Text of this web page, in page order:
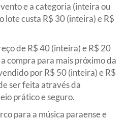
e a categoria (inteira ou
custa R$ 30 (inteira) e R$
de R$ 40 (inteira) e R$ 20
compra para mais próximo da
por R$ 50 (inteira) e R$
ser feita através da
prático e seguro.
para a música paraense e